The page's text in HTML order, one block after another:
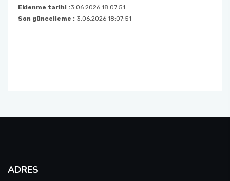
Eklenme tarihi :3.06.2026 18:07:51
Son güncelleme : 3.06.2026 18:07:51
ADRES
Kalite Politikamız
Teşvik Komisyonu